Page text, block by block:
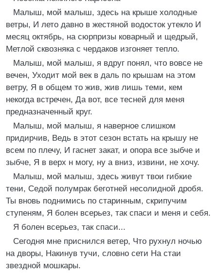
Малыш, мой малыш, здесь на крыше холодные
ветры, И лето давно в жестяной водосток утекло И
месяц октябрь, на сюрпризы коварный и щедрый,
Метлой сквозняка с чердаков изгоняет тепло.
Малыш, мой малыш, я вдруг понял, что вовсе не
вечен, Уходит мой век в даль по крышам на этом
ветру, Я в общем то жив, жив лишь теми, кем
некогда встречен, Да вот, все тесней для меня
предназначенный круг.
Малыш, мой малыш, я наверное слишком
придирчив, Ведь в этот сезон встать на крышу не
всем по плечу, И гаснет закат, и опора все зыбче и
зыбче, Я в верх н могу, ну а вниз, извини, не хочу.
Малыш, мой малыш, здесь живут твои гибкие
тени, Седой полумрак беготней несолидной дробя.
Ты вновь поднимись по старинным, скрипучим
ступеням, Я болен всерьез, так спаси и меня и себя.
Я болен всерьез, так спаси...
Сегодня мне приснился ветер, Что рухнул ночью
на дворы, Накинув тучи, словно сети На стаи
звездной мошкары.